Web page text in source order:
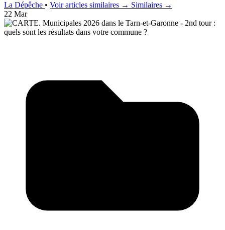
La Dépêche • Voir articles similaires → Similaires →
22 Mar